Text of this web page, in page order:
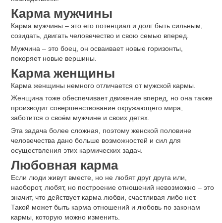
Карма мужчины
Карма мужчины ‒ это его потенциал и долг быть сильным,
созидать, двигать человечество и свою семью вперед.
Мужчина ‒ это боец, он осваивает новые горизонты,
покоряет новые вершины.
Карма женщины
Карма женщины немного отличается от мужской кармы.
Женщина тоже обеспечивает движение вперед, но она также
производит совершенствование окружающего мира,
заботится о своём мужчине и своих детях.
Эта задача более сложная, поэтому женской половине
человечества дано больше возможностей и сил для
осуществления этих кармических задач.
Любовная карма
Если люди живут вместе, но не любят друг друга или,
наоборот, любят, но построение отношений невозможно ‒ это
значит, что действует карма любви, счастливая либо нет.
Такой может быть карма отношений и любовь по законам
кармы, которую можно изменить.